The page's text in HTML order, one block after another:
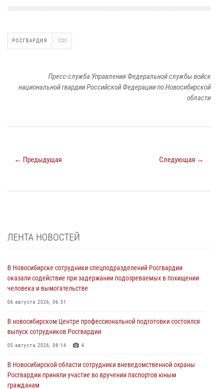
РОСГВАРДИЯ 1231
Пресс-служба Управления Федеральной службы войск
национальной гвардии Российской Федерации по Новосибирской
области
← Предыдущая Следующая →
ЛЕНТА НОВОСТЕЙ
В Новосибирске сотрудники спецподразделений Росгвардии
оказали содействие при задержании подозреваемых в похищении
человека и вымогательстве
06 августа 2026, 06:31
В новосибирском Центре профессиональной подготовки состоялся
выпуск сотрудников Росгвардии
05 августа 2026, 08:14 4
В Новосибирской области сотрудники вневедомственной охраны
Росгвардии приняли участие во вручении паспортов юным
гражданам